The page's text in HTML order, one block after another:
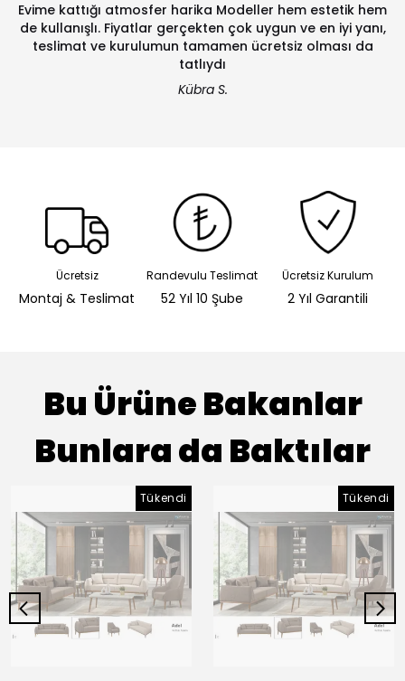
Evime kattığı atmosfer harika Modeller hem estetik hem
de kullanışlı. Fiyatlar gerçekten çok uygun ve en iyi yanı,
teslimat ve kurulumun tamamen ücretsiz olması da
tatlıydı
Kübra S.
Ücretsiz
Montaj & Teslimat
Randevulu Teslimat
52 Yıl 10 Şube
Ücretsiz Kurulum
2 Yıl Garantili
Bu Ürüne Bakanlar
Bunlara da Baktılar
Tükendi Tükendi